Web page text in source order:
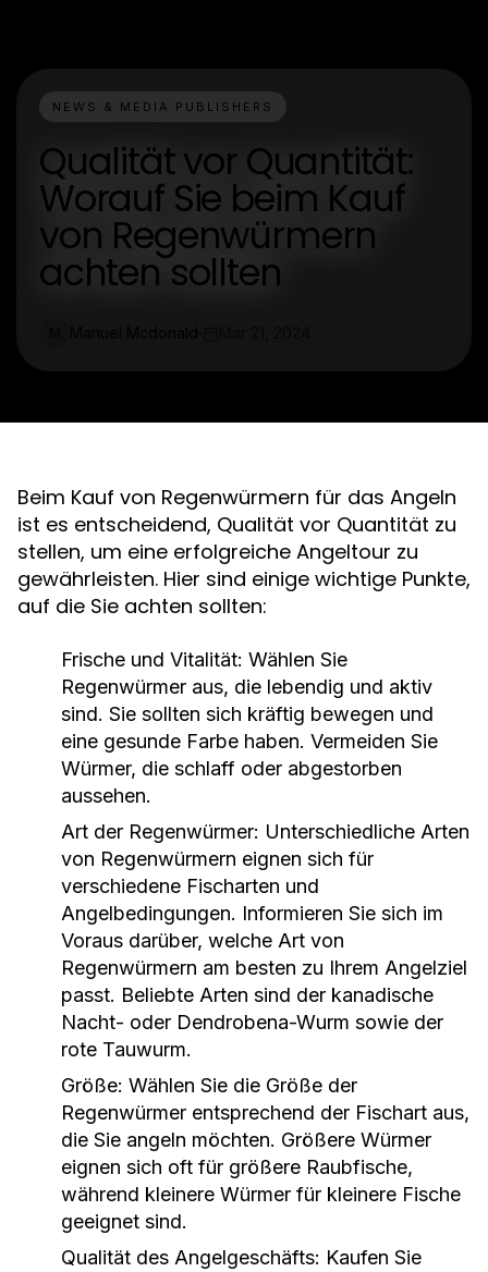
NEWS & MEDIA PUBLISHERS
Qualität vor Quantität:
Worauf Sie beim Kauf
von Regenwürmern
achten sollten
Beim Kauf von Regenwürmern für das Angeln
ist es entscheidend, Qualität vor Quantität zu
stellen, um eine erfolgreiche Angeltour zu
gewährleisten. Hier sind einige wichtige Punkte,
auf die Sie achten sollten:
Frische und Vitalität: Wählen Sie
Regenwürmer aus, die lebendig und aktiv
sind. Sie sollten sich kräftig bewegen und
eine gesunde Farbe haben. Vermeiden Sie
Würmer, die schlaff oder abgestorben
aussehen.
Art der Regenwürmer: Unterschiedliche Arten
von Regenwürmern eignen sich für
verschiedene Fischarten und
Angelbedingungen. Informieren Sie sich im
Voraus darüber, welche Art von
Regenwürmern am besten zu Ihrem Angelziel
passt. Beliebte Arten sind der kanadische
Nacht- oder Dendrobena-Wurm sowie der
rote Tauwurm.
Größe: Wählen Sie die Größe der
Regenwürmer entsprechend der Fischart aus,
die Sie angeln möchten. Größere Würmer
eignen sich oft für größere Raubfische,
während kleinere Würmer für kleinere Fische
geeignet sind.
Qualität des Angelgeschäfts: Kaufen Sie